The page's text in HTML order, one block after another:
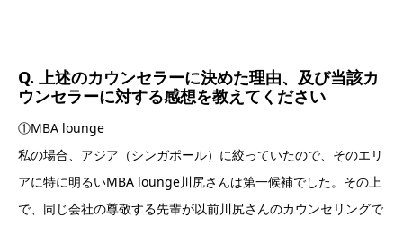
Q. 上述のカウンセラーに決めた理由、及び当該カ
ウンセラーに対する感想を教えてください
①MBA lounge
私の場合、アジア（シンガポール）に絞っていたので、そのエリ
アに特に明るいMBA lounge川尻さんは第一候補でした。その上
で、同じ会社の尊敬する先輩が以前川尻さんのカウンセリングで